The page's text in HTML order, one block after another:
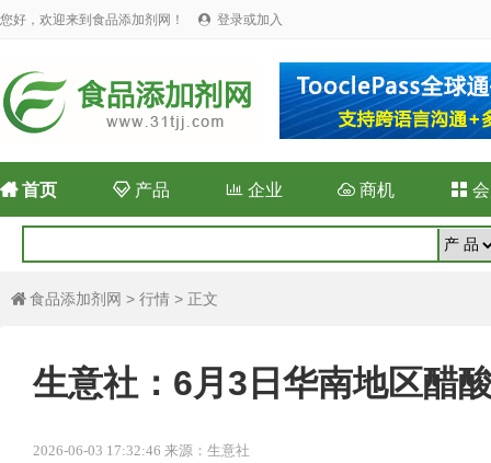
您好，欢迎来到食品添加剂网！  登录或加入
首页 产品 企业  商机 
 食品添加剂网 > 行情 > 正文
生意社：6月3日华南地区醋
2026-06-03 17:32:46 来源：生意社